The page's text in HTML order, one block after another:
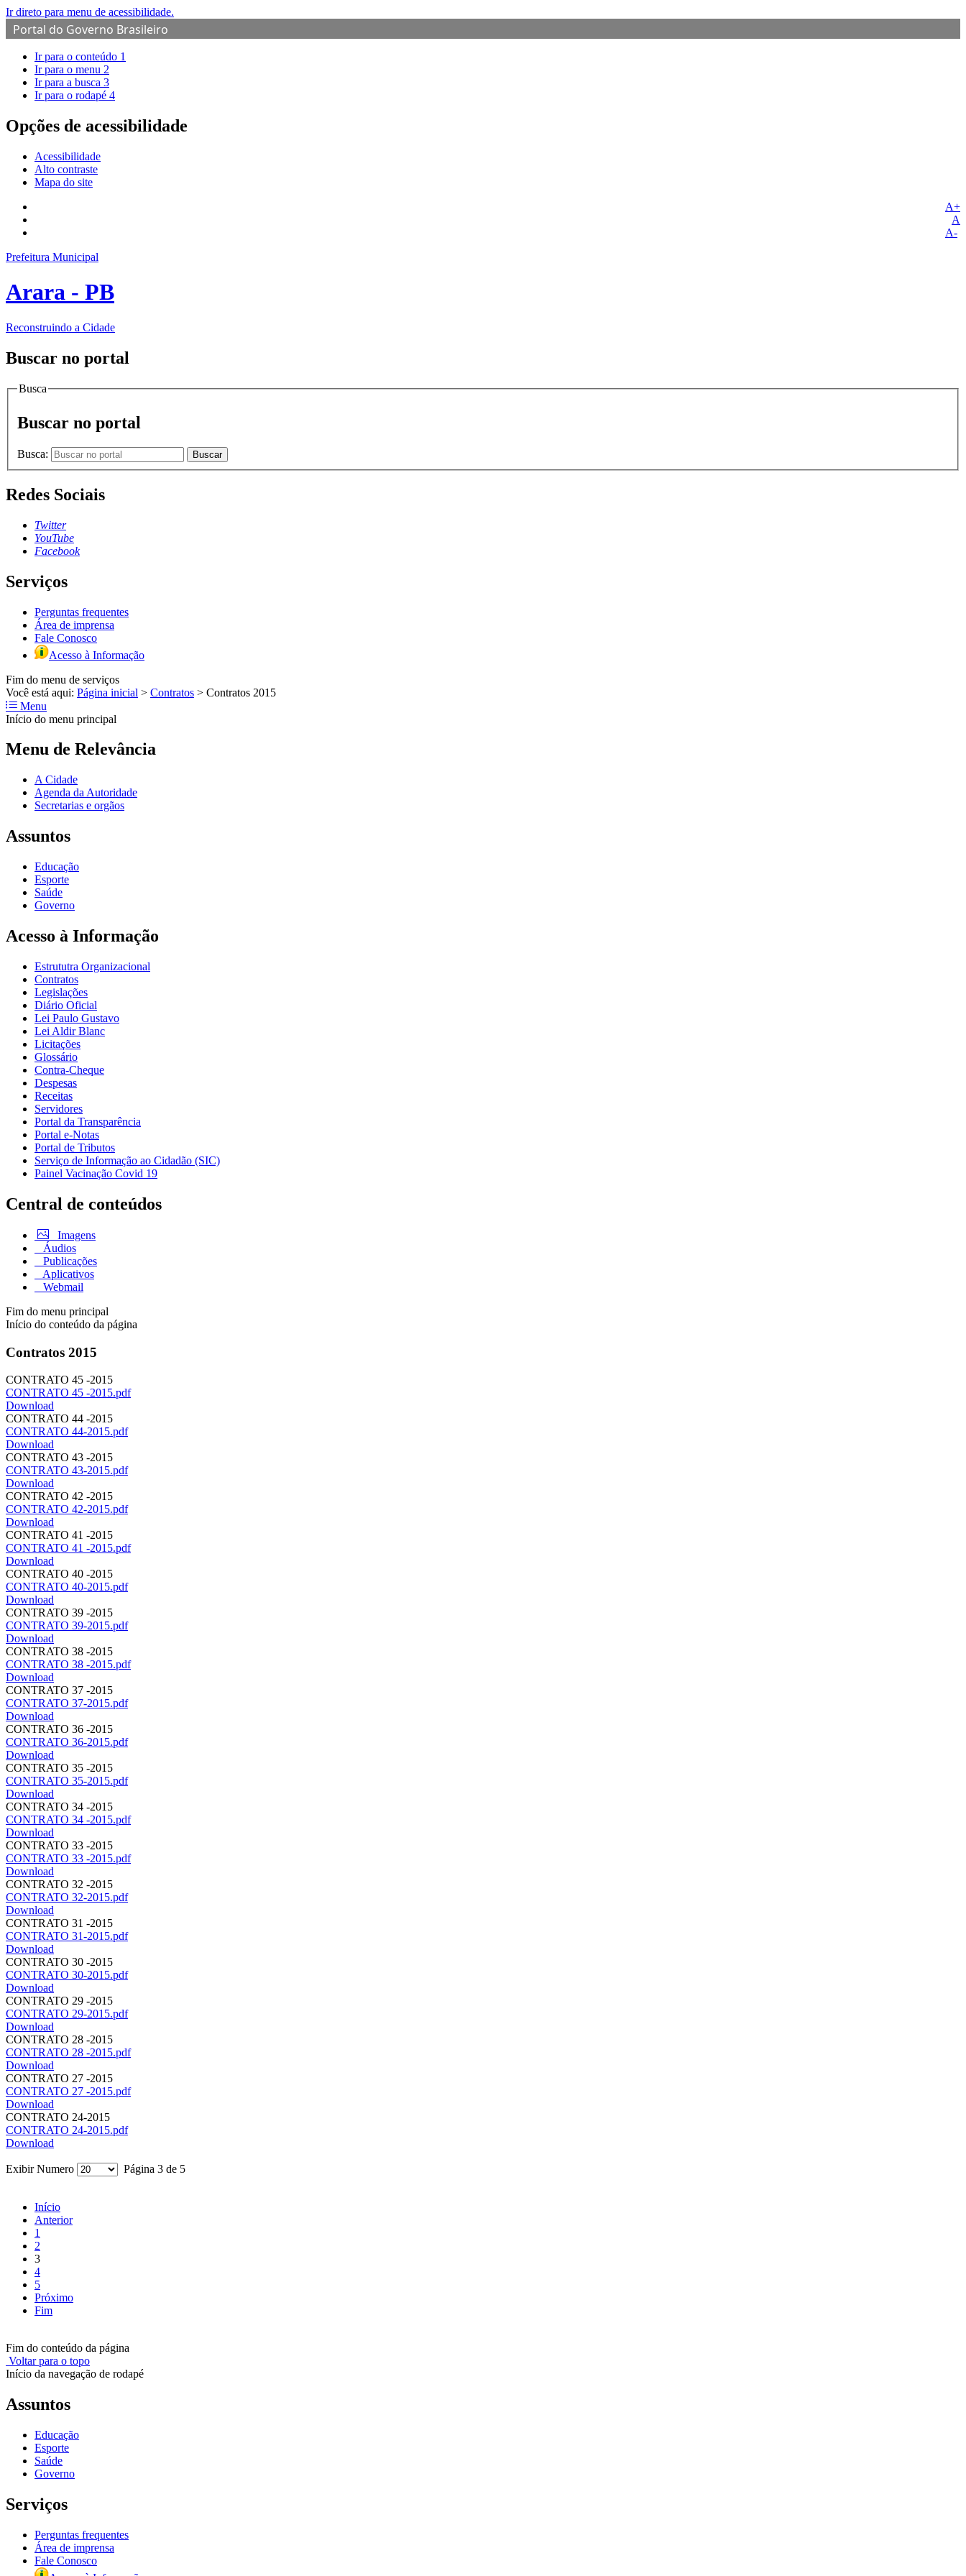
Ir direto para menu de acessibilidade.
Portal do Governo Brasileiro
Ir para o conteúdo 1
Ir para o menu 2
Ir para a busca 3
Ir para o rodapé 4
Opções de acessibilidade
Acessibilidade
Alto contraste
Mapa do site
A+
A
A-
Prefeitura Municipal
Arara - PB
Reconstruindo a Cidade
Buscar no portal
Busca
Buscar no portal
Busca: Buscar
Redes Sociais
Twitter
YouTube
Facebook
Serviços
Perguntas frequentes
Área de imprensa
Fale Conosco
Acesso à Informação
Fim do menu de serviços
Você está aqui: Página inicial > Contratos > Contratos 2015
Menu
Início do menu principal
Menu de Relevância
A Cidade
Agenda da Autoridade
Secretarias e orgãos
Assuntos
Educação
Esporte
Saúde
Governo
Acesso à Informação
Estrututra Organizacional
Contratos
Legislações
Diário Oficial
Lei Paulo Gustavo
Lei Aldir Blanc
Licitações
Glossário
Contra-Cheque
Despesas
Receitas
Servidores
Portal da Transparência
Portal e-Notas
Portal de Tributos
Serviço de Informação ao Cidadão (SIC)
Painel Vacinação Covid 19
Central de conteúdos
Imagens
Áudios
Publicações
Aplicativos
Webmail
Fim do menu principal
Início do conteúdo da página
Contratos 2015
CONTRATO 45 -2015
CONTRATO 45 -2015.pdf
Download
CONTRATO 44 -2015
CONTRATO 44-2015.pdf
Download
CONTRATO 43 -2015
CONTRATO 43-2015.pdf
Download
CONTRATO 42 -2015
CONTRATO 42-2015.pdf
Download
CONTRATO 41 -2015
CONTRATO 41 -2015.pdf
Download
CONTRATO 40 -2015
CONTRATO 40-2015.pdf
Download
CONTRATO 39 -2015
CONTRATO 39-2015.pdf
Download
CONTRATO 38 -2015
CONTRATO 38 -2015.pdf
Download
CONTRATO 37 -2015
CONTRATO 37-2015.pdf
Download
CONTRATO 36 -2015
CONTRATO 36-2015.pdf
Download
CONTRATO 35 -2015
CONTRATO 35-2015.pdf
Download
CONTRATO 34 -2015
CONTRATO 34 -2015.pdf
Download
CONTRATO 33 -2015
CONTRATO 33 -2015.pdf
Download
CONTRATO 32 -2015
CONTRATO 32-2015.pdf
Download
CONTRATO 31 -2015
CONTRATO 31-2015.pdf
Download
CONTRATO 30 -2015
CONTRATO 30-2015.pdf
Download
CONTRATO 29 -2015
CONTRATO 29-2015.pdf
Download
CONTRATO 28 -2015
CONTRATO 28 -2015.pdf
Download
CONTRATO 27 -2015
CONTRATO 27 -2015.pdf
Download
CONTRATO 24-2015
CONTRATO 24-2015.pdf
Download
Exibir Numero Página 3 de 5
Início
Anterior
1
2
3
4
5
Próximo
Fim
Fim do conteúdo da página
Voltar para o topo
Início da navegação de rodapé
Assuntos
Educação
Esporte
Saúde
Governo
Serviços
Perguntas frequentes
Área de imprensa
Fale Conosco